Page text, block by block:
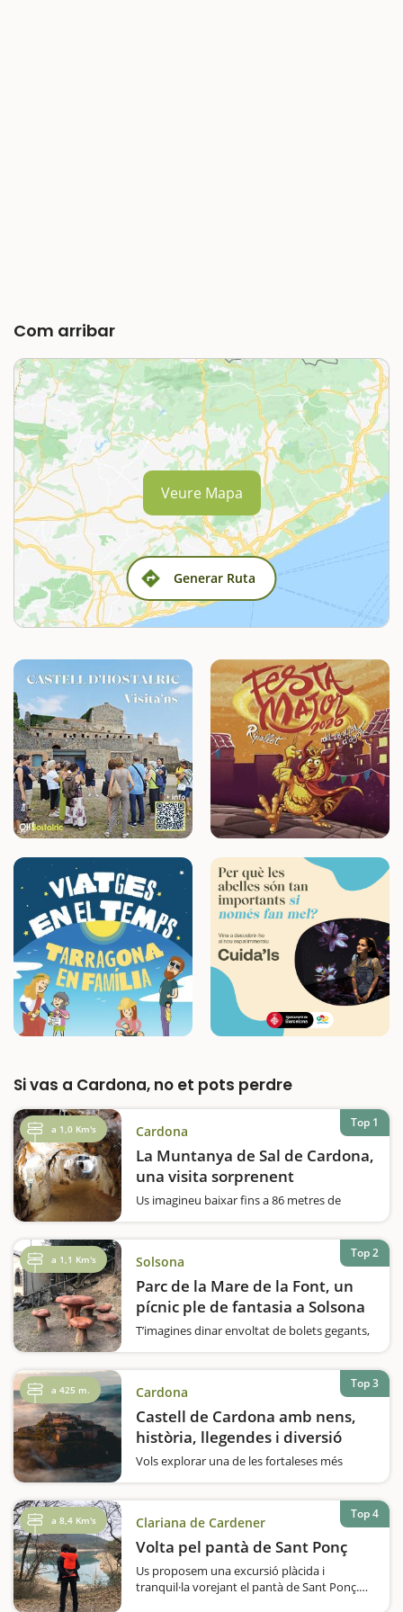
Com arribar
Generar Ruta
Veure Mapa
Si vas a Cardona, no et pots perdre
a 1,0 Km's Cardona
La Muntanya de Sal de Cardona,
una visita sorprenent
Us imagineu baixar fins a 86 metres de
immersiva, la Muntanya de Sal de Cardona
us ofereix una visita inoblidable per conèixer
aquest fenomen natural únic…
Top 1
a 1,1 Km's Solsona
Parc de la Mare de la Font, un
pícnic ple de fantasia a Solsona
T’imagines dinar envoltat de bolets gegants,
1,5 km de Solsona, és un indret encantador
per passar un dia de pícnic amb nens. Un
espai verd…
Top 2
a 425 m. Cardona
Castell de Cardona amb nens,
història, llegendes i diversió
Vols explorar una de les fortaleses més
manté intacta des del segle IX, oferint un
testimoni viu de la història medieval. Situat
en…
Top 3
a 8,4 Km's Clariana de Cardener
Volta pel pantà de Sant Ponç
Us proposem una excursió plàcida i
tranquil·la vorejant el pantà de Sant Ponç.
Top 4